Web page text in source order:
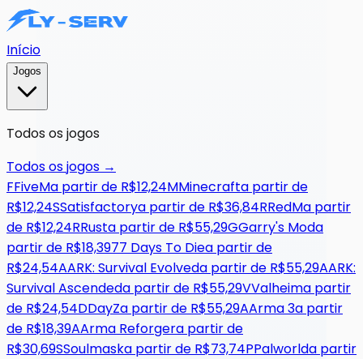
Início
Jogos
Todos os jogos
Todos os jogos →
FFiveMa partir de R$12,24MMinecrafta partir de
R$12,24SSatisfactorya partir de R$36,84RRedMa partir
de R$12,24RRusta partir de R$55,29GGarry's Moda
partir de R$18,3977 Days To Diea partir de
R$24,54AARK: Survival Evolveda partir de R$55,29AARK:
Survival Ascendeda partir de R$55,29VValheima partir
de R$24,54DDayZa partir de R$55,29AArma 3a partir
de R$18,39AArma Reforgera partir de
R$30,69SSoulmaska partir de R$73,74PPalworlda partir